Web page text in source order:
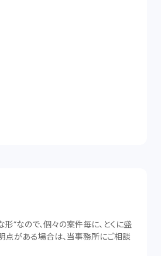
形”なので、個々の案件毎に、とくに盛
点がある場合は、当事務所にご相談